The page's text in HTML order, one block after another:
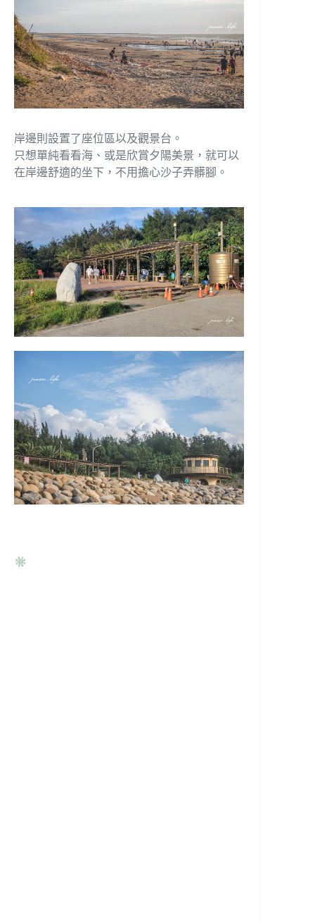
岸邊則設置了座位區以及觀景台。
只想單純看看海、或是欣賞夕陽美景，就可以
在岸邊舒適的坐下，不用擔心沙子弄髒腳。